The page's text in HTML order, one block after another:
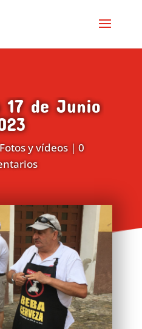
17 de Junio
y vídeos|0